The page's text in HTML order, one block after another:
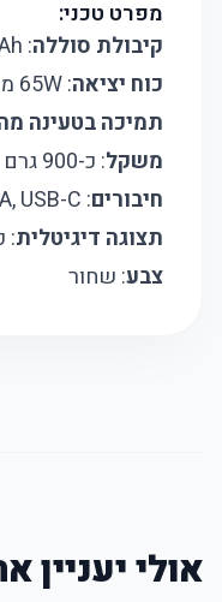
מפרט טכני:
קיבולת סוללה: 30,000mAh
כוח יציאה: 65W מקסימלי
תמיכה בטעינה
משקל: כ-900 גרם
חיבורים: USB-A, USB-C
תצוגה דיגיטלית:
צבע: שחור
אולי יעניין